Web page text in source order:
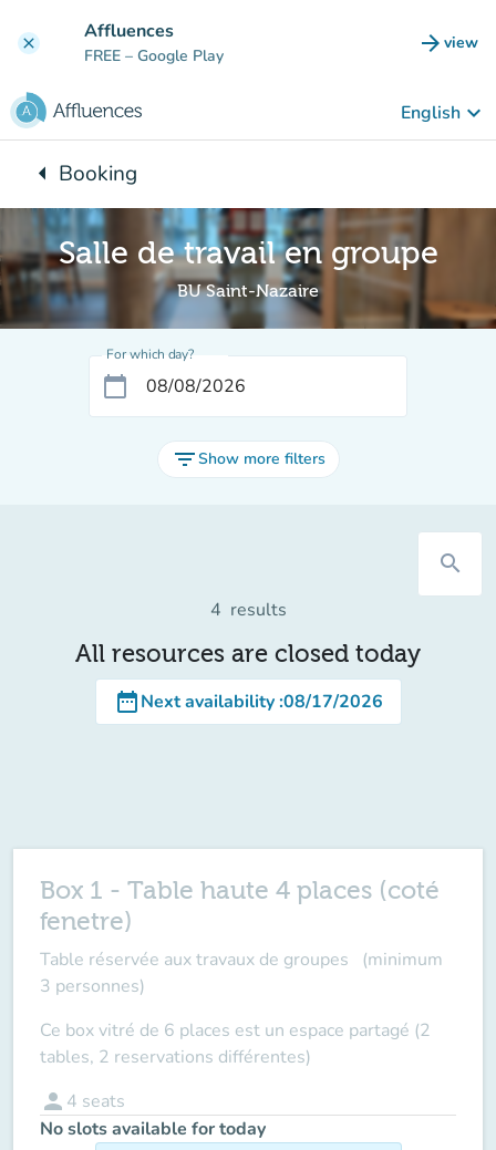
clear Affluences
FREE – Google Play arrow_forward view
(new
English keyboard_arrow_down
arrow_leftBack to:
Booking
Salle de travail en groupe
BU Saint-Nazaire
For which day?
calendar_today
filter_listShow more filters
search
4 results
All resources are closed today
date_rangeNext availability:08/17/2026
Box 1 - Table haute 4 places (coté
fenetre)
Table réservée aux travaux de groupes (minimum
3 personnes)
Ce box vitré de 6 places est un espace partagé (2
tables, 2 reservations différentes)
person 4 seats
No slots available for today